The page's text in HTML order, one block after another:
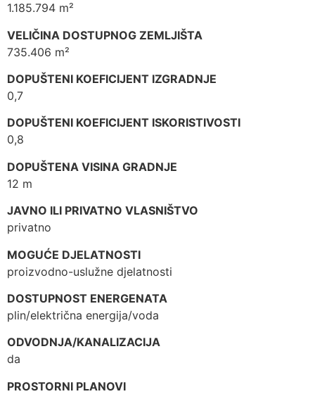
1.185.794 m²
VELIČINA DOSTUPNOG ZEMLJIŠTA
735.406 m²
DOPUŠTENI KOEFICIJENT IZGRADNJE
0,7
DOPUŠTENI KOEFICIJENT ISKORISTIVOSTI
0,8
DOPUŠTENA VISINA GRADNJE
12 m
JAVNO ILI PRIVATNO VLASNIŠTVO
privatno
MOGUĆE DJELATNOSTI
proizvodno-uslužne djelatnosti
DOSTUPNOST ENERGENATA
plin/električna energija/voda
ODVODNJA/KANALIZACIJA
da
PROSTORNI PLANOVI